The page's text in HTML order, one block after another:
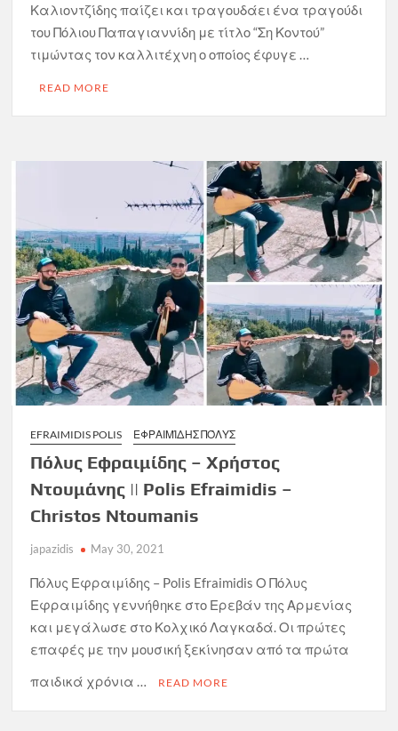
Καλιοντζίδης παίζει και τραγουδάει ένα τραγούδι
του Πόλιου Παπαγιαννίδη με τίτλο “Ση Κοντού”
τιμώντας τον καλλιτέχνη ο οποίος έφυγε …
READ MORE
EFRAIMIDIS POLIS ΕΦΡΑΙΜΊΔΗΣ ΠΌΛΥΣ
Πόλυς Εφραιμίδης – Χρήστος
Ντουμάνης || Polis Efraimidis –
Christos Ntoumanis
japazidis May 30, 2021
Πόλυς Εφραιμίδης – Polis Efraimidis Ο Πόλυς
Εφραιμίδης γεννήθηκε στο Ερεβάν της Αρμενίας
και μεγάλωσε στο Κολχικό Λαγκαδά. Οι πρώτες
επαφές με την μουσική ξεκίνησαν από τα πρώτα
παιδικά χρόνια …
READ MORE